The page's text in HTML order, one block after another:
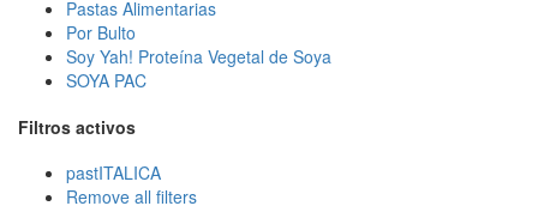
Pastas Alimentarias
Por Bulto
Soy Yah! Proteína Vegetal de Soya
SOYA PAC
Filtros activos
pastITALICA
Remove all filters